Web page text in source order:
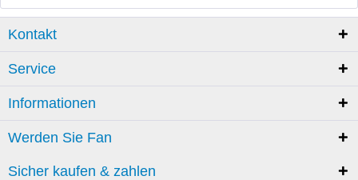
Kontakt
Service
Informationen
Werden Sie Fan
Sicher kaufen & zahlen